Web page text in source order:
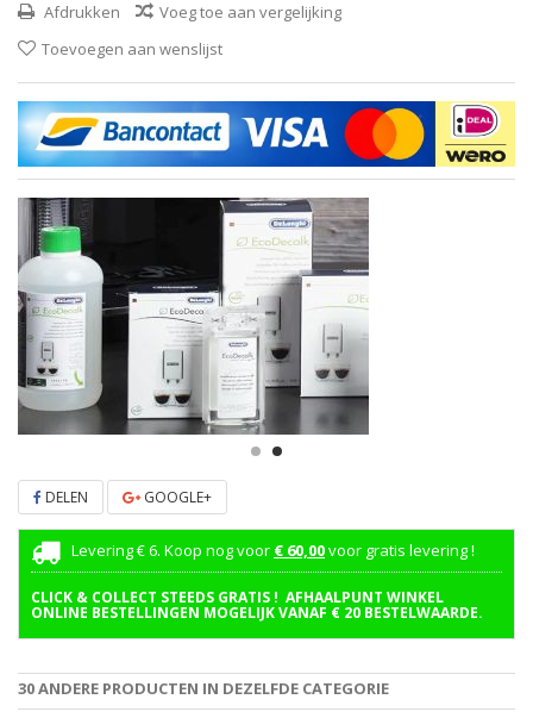
Afdrukken
Voeg toe aan vergelijking
Toevoegen aan wenslijst
DELEN GOOGLE+
Levering € 6. Koop nog voor € 60,00voor gratis levering !
CLICK & COLLECT STEEDS GRATIS ! AFHAALPUNT WINKEL
ONLINE BESTELLINGEN MOGELIJK VANAF € 20 BESTELWAARDE.
30 ANDERE PRODUCTEN IN DEZELFDE CATEGORIE